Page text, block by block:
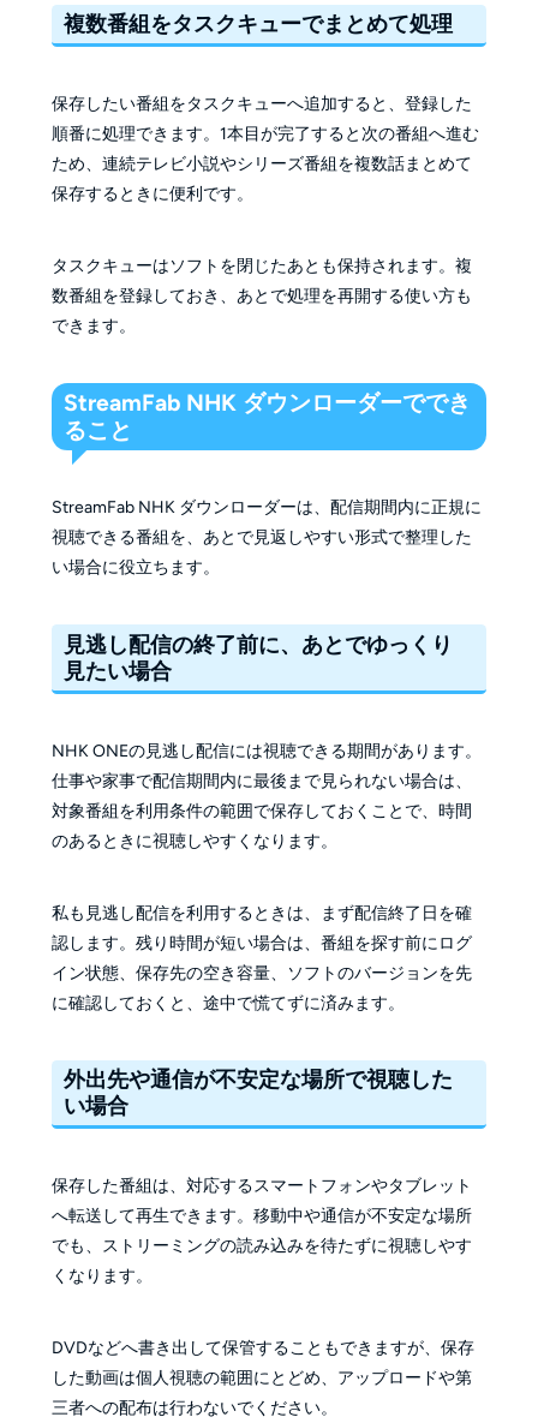
複数番組をタスクキューでまとめて処理
保存したい番組をタスクキューへ追加すると、登録した
順番に処理できます。1本目が完了すると次の番組へ進む
ため、連続テレビ小説やシリーズ番組を複数話まとめて
保存するときに便利です。
タスクキューはソフトを閉じたあとも保持されます。複
数番組を登録しておき、あとで処理を再開する使い方も
できます。
StreamFab NHK ダウンローダーででき
ること
StreamFab NHK ダウンローダーは、配信期間内に正規に
視聴できる番組を、あとで見返しやすい形式で整理した
い場合に役立ちます。
見逃し配信の終了前に、あとでゆっくり
見たい場合
NHK ONEの見逃し配信には視聴できる期間があります。
仕事や家事で配信期間内に最後まで見られない場合は、
対象番組を利用条件の範囲で保存しておくことで、時間
のあるときに視聴しやすくなります。
私も見逃し配信を利用するときは、まず配信終了日を確
認します。残り時間が短い場合は、番組を探す前にログ
イン状態、保存先の空き容量、ソフトのバージョンを先
に確認しておくと、途中で慌てずに済みます。
外出先や通信が不安定な場所で視聴した
い場合
保存した番組は、対応するスマートフォンやタブレット
へ転送して再生できます。移動中や通信が不安定な場所
でも、ストリーミングの読み込みを待たずに視聴しやす
くなります。
DVDなどへ書き出して保管することもできますが、保存
した動画は個人視聴の範囲にとどめ、アップロードや第
三者への配布は行わないでください。